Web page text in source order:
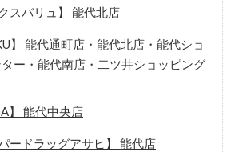
スバリュ】 能代北店
】 能代通町店・能代北店・能代ショ
ー・能代南店・二ツ井ショッピング
】 能代中央店
ードラッグアサヒ】 能代店